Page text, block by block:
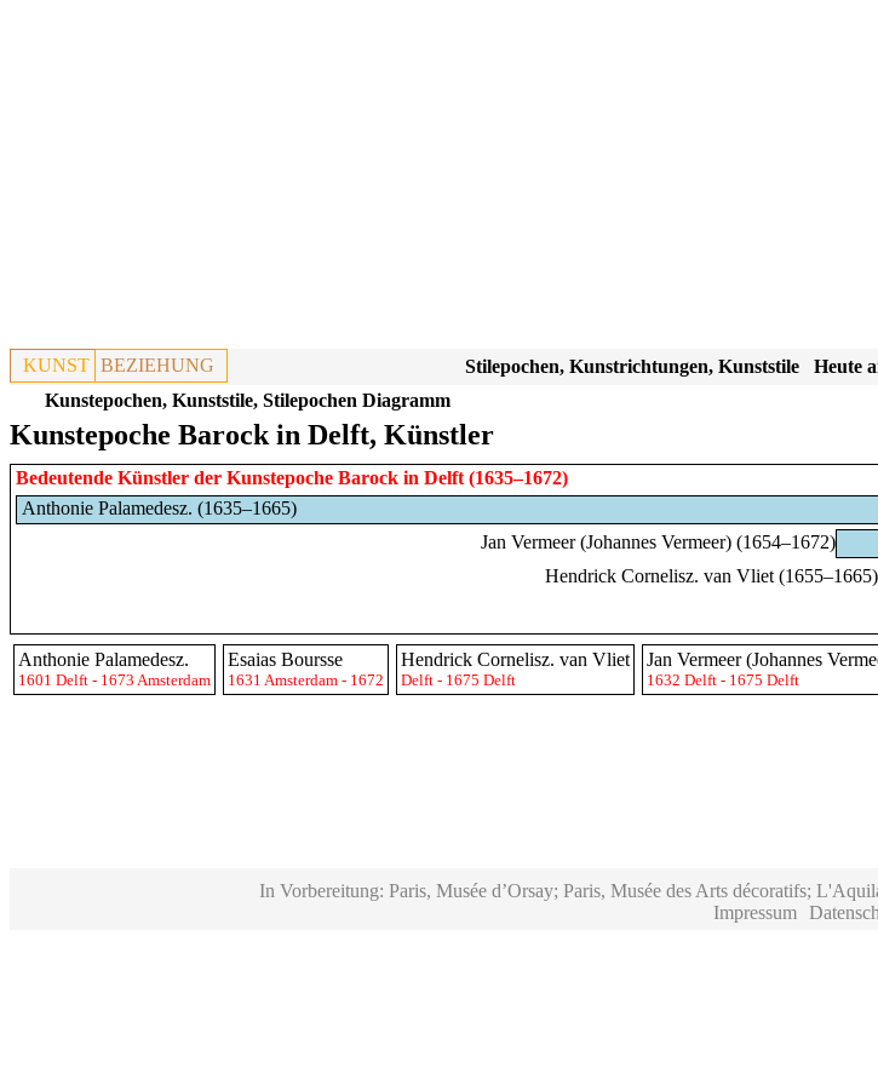
KUNST BEZIEHUNG Heute
Stilepochen, Kunstrichtungen, Kunststile
Kunstepochen, Kunststile, Stilepochen Diagramm
Kunstepoche Barock in Delft, Künstler
Bedeutende Künstler der Kunstepoche Barock in Delft (1635–1672)
Anthonie Palamedesz. (1635–1665)
Jan Vermeer (Johannes Vermeer) (1654–1672)
Hendrick Cornelisz. van Vliet (1655–1665)
Anthonie Palamedesz.
1601 Delft - 1673 Amsterdam
Esaias Boursse
1631 Amsterdam - 1672
Hendrick Cornelisz. van Vliet
Delft - 1675 Delft
Jan Vermeer (Johannes
1632 Delft - 1675 Delft
In Vorbereitung: Paris, Musée d’Orsay; Paris, Musée des Arts décoratifs;
Impressum